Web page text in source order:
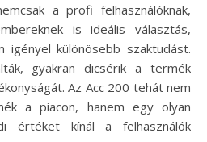
a profi felhasználóknak,
is ideális választás,
igényel különösebb szaktudást.
gyakran dicsérik a termék
Az Acc 200 tehát nem
a piacon, hanem egy olyan
értéket kínál a felhasználók